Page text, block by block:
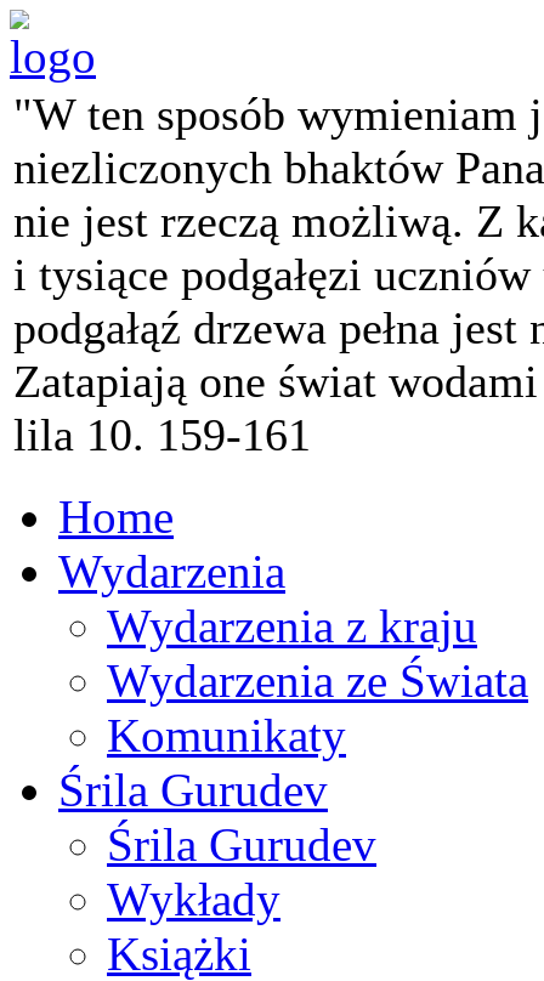
"W ten sposób wymieniam
niezliczonych bhaktów
nie jest rzeczą możliwą. Z
i tysiące podgałęzi
podgałąź drzewa pełna
Zatapiają one świat
lila 10. 159-161
Home
Wydarzenia
Wydarzenia z kraju
Wydarzenia ze Świata
Komunikaty
Śrila Gurudev
Śrila Gurudev
Wykłady
Książki